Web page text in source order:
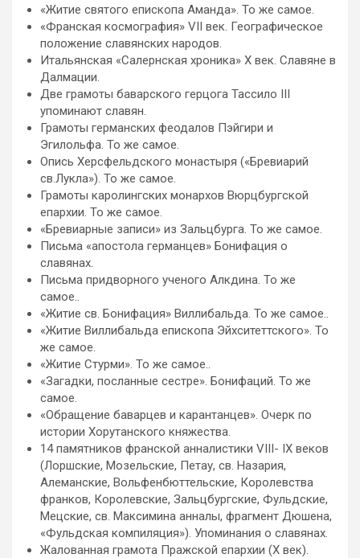
«Житие святого епископа Аманда». То же самое.
«Франская космография» VII век. Географическое
положение славянских народов.
Итальянская «Салернская хроника» Х век. Славяне в
Далмации.
Две грамоты баварского герцога Тассило III
упоминают славян.
Грамоты германских феодалов Пэйгири и
Эгилольфа. То же самое.
Опись Херсфельдского монастыря («Бревиарий
св.Лукла»). То же самое.
Грамоты каролингских монархов Вюрцбургской
епархии. То же самое.
«Бревиарные записи» из Зальцбурга. То же самое.
Письма «апостола германцев» Бонифация о
славянах.
Письма придворного ученого Алкдина. То же
самое..
«Житие св. Бонифация» Виллибальда. То же самое..
«Житие Виллибальда епископа Эйхситеттского». То
же самое.
«Житие Стурми». То же самое..
«Загадки, посланные сестре». Бонифаций. То же
самое.
«Обращение баварцев и карантанцев». Очерк по
истории Хорутанского княжества.
14 памятников франской анналистики VIII- IХ веков
(Лоршские, Мозельские, Петау, св. Назария,
Алеманские, Вольфенбюттельские, Королевства
франков, Королевские, Зальцбургские, Фульдские,
Мецские, св. Максимина анналы, фрагмент Дюшена,
«Фульдская компиляция»). Упоминания о славянах.
Жалованная грамота Пражской епархии (Х век).